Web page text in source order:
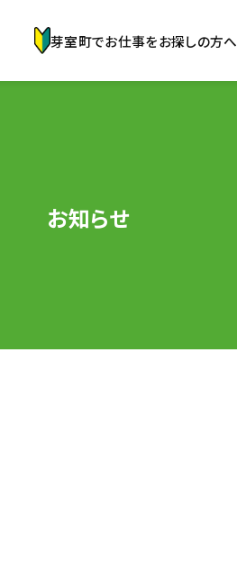
芽室町でお仕事をお探しの方へ
お知らせ